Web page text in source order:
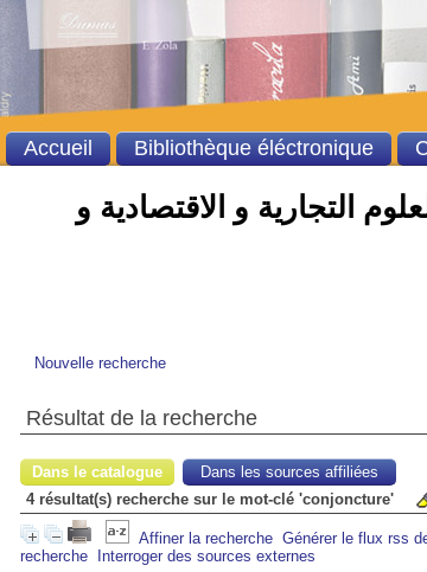
التجارية و الاقتصادية و
Nouvelle recherche
Résultat de la recherche
Dans le catalogue
Dans les sources affiliées
4 résultat(s) recherche sur le mot-clé 'conjoncture'
Affiner la recherche Générer le flux rss
recherche
Interroger des sources externes
Accueil Bibliothèque éléctronique